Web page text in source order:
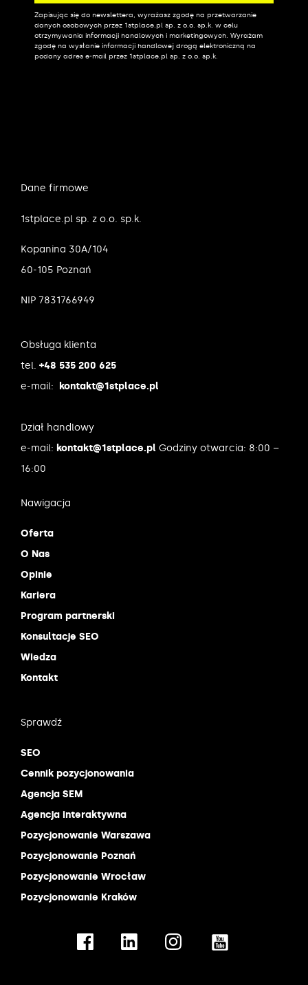
Alternative:
Zapisując się do newslettera, wyrażasz zgodę na przetwarzanie
danych osobowych przez 1stplace.pl sp. z o.o. sp.k. w celu
otrzymywania informacji handlowych i marketingowych. Wyrażam
zgodę na wysłanie informacji handlowej drogą elektroniczną na
podany adres e-mail przez 1stplace.pl sp. z o.o. sp.k.
Dane firmowe
1stplace.pl sp. z o.o. sp.k.
Kopanina 30A/104
60-105 Poznań
NIP 7831766949
Obsługa klienta
tel. +48 535 200 625
e-mail:
kontakt@1stplace.pl
Dział handlowy
e-mail: kontakt@1stplace.pl Godziny otwarcia: 8:00 –
16:00
Nawigacja
Oferta
O Nas
Opinie
Kariera
Program partnerski
Konsultacje SEO
Wiedza
Kontakt
Sprawdź
SEO
Cennik pozycjonowania
Agencja SEM
Agencja interaktywna
Pozycjonowanie Warszawa
Pozycjonowanie Poznań
Pozycjonowanie Wrocław
Pozycjonowanie Kraków